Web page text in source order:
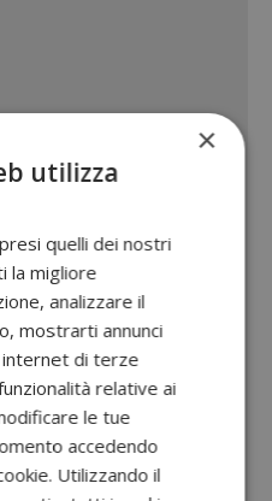
×
utilizza
quelli dei nostri
la migliore
analizzare il
mostrarti annunci
di terze
relative ai
le tue
accedendo
Utilizzando il